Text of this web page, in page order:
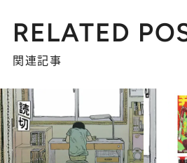
RELATED
関連記事